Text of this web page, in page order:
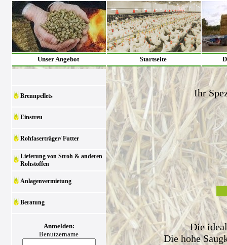
Unser Angebot Startseite
Brennpellets
Einstreu
Rohfaserträger/ Futter
Lieferung von Stroh & anderen
Rohstoffen
Anlagenvermietung
Beratung
Anmelden:
Benutzername
Ihr
Die
Die hohe